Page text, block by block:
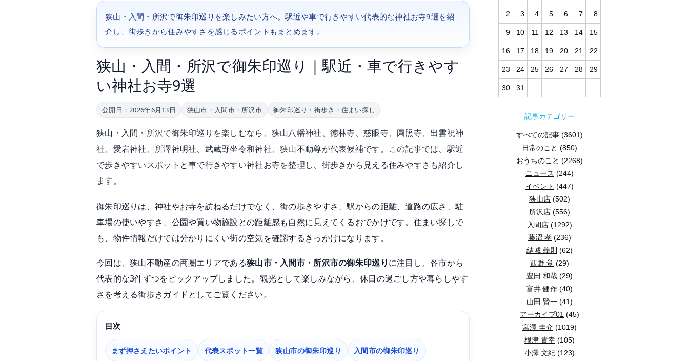
2 3 4 5 6 7 8
9 10 11 12 13 14 15
16 17 18 19 20 21 22
23 24 25 26 27 28 29
30 31
記事カテゴリー
すべての記事 (3601)
日常のこと (850)
おうちのこと (2268)
ニュース (244)
イベント (447)
狭山店 (502)
所沢店 (556)
入間店 (1292)
藤沼 孝 (236)
結城 義則 (62)
西野 覚 (29)
豊田 和哉 (29)
富井 健作 (40)
山田 賢一 (41)
アーカイブ01 (45)
宮澤 圭介 (1019)
根津 貴幸 (105)
小澤 文紀 (123)
狭山・入間・所沢で御朱印巡りを楽しみたい方へ。駅近や車で行きやすい代表的な神社お寺9選を紹
介し、街歩きから住みやすさを感じるポイントもまとめます。
狭山・入間・所沢で御朱印巡り｜駅近・車で行きやす
い神社お寺9選
公開日：2026年6月13日 狭山市・入間市・所沢市 御朱印巡り・街歩き・住まい探し
狭山・入間・所沢で御朱印巡りを楽しむなら、狭山八幡神社、徳林寺、慈眼寺、圓照寺、出雲祝神
社、愛宕神社、所澤神明社、武蔵野坐令和神社、狭山不動尊が代表候補です。この記事では、駅近
で歩きやすいスポットと車で行きやすい神社お寺を整理し、街歩きから見える住みやすさも紹介し
ます。
御朱印巡りは、神社やお寺を訪ねるだけでなく、街の歩きやすさ、駅からの距離、道路の広さ、駐
車場の使いやすさ、公園や買い物施設との距離感も自然に見えてくるおでかけです。住まい探しで
も、物件情報だけでは分かりにくい街の空気を確認するきっかけになります。
今回は、狭山不動産の商圏エリアである狭山市・入間市・所沢市の御朱印巡りに注目し、各市から
代表的な3件ずつをピックアップしました。観光として楽しみながら、休日の過ごし方や暮らしやす
さを考える街歩きガイドとしてご覧ください。
目次
まず押さえたいポイント 代表スポット一覧 狭山市の御朱印巡り 入間市の御朱印巡り